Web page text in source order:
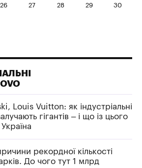
26 27 28 29 30
Louis Vuitton: як індустріальні
гігантів – і що із цього
рекордної кількості
До чого тут 1 млрд